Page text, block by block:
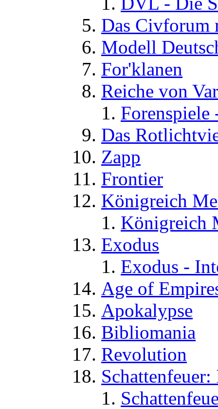
Das Civforum
Modell
For'klanen
Reiche von
Das
Zapp
Frontier
Königreich
Königreich
Exodus
Exodus -
Age of
Apokalypse
Bibliomania
Revolution